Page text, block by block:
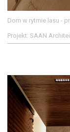
Dom w rytmie lasu -
Projekt: SAAN